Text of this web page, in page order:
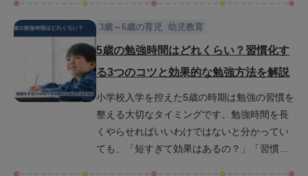
ゃるかもしれません。この記事では、4歳児の
発達段階に合わせた英語学習の始め方や無理
なく家庭でできるリスニング・スピーキング
の習得法、英語フレーズの語りかけやかけ流
しのコツなどを詳しくご紹介します。英語学
習が親子の「楽しい時間」となるアイデアを
紹介するので、ぜひ最後までご覧ください。
3歳～6歳の育児 幼児教育
5歳の勉強時間はどれくらい？習慣化す
る3つのコツと効果的な勉強方法を解説
小学校入学を控えた5歳の時期は勉強の習慣を
整える大切なタイミングです。勉強時間を長
くやらせればいいわけではないと分かってい
ても、「短すぎて効果はあるの？」「習慣は